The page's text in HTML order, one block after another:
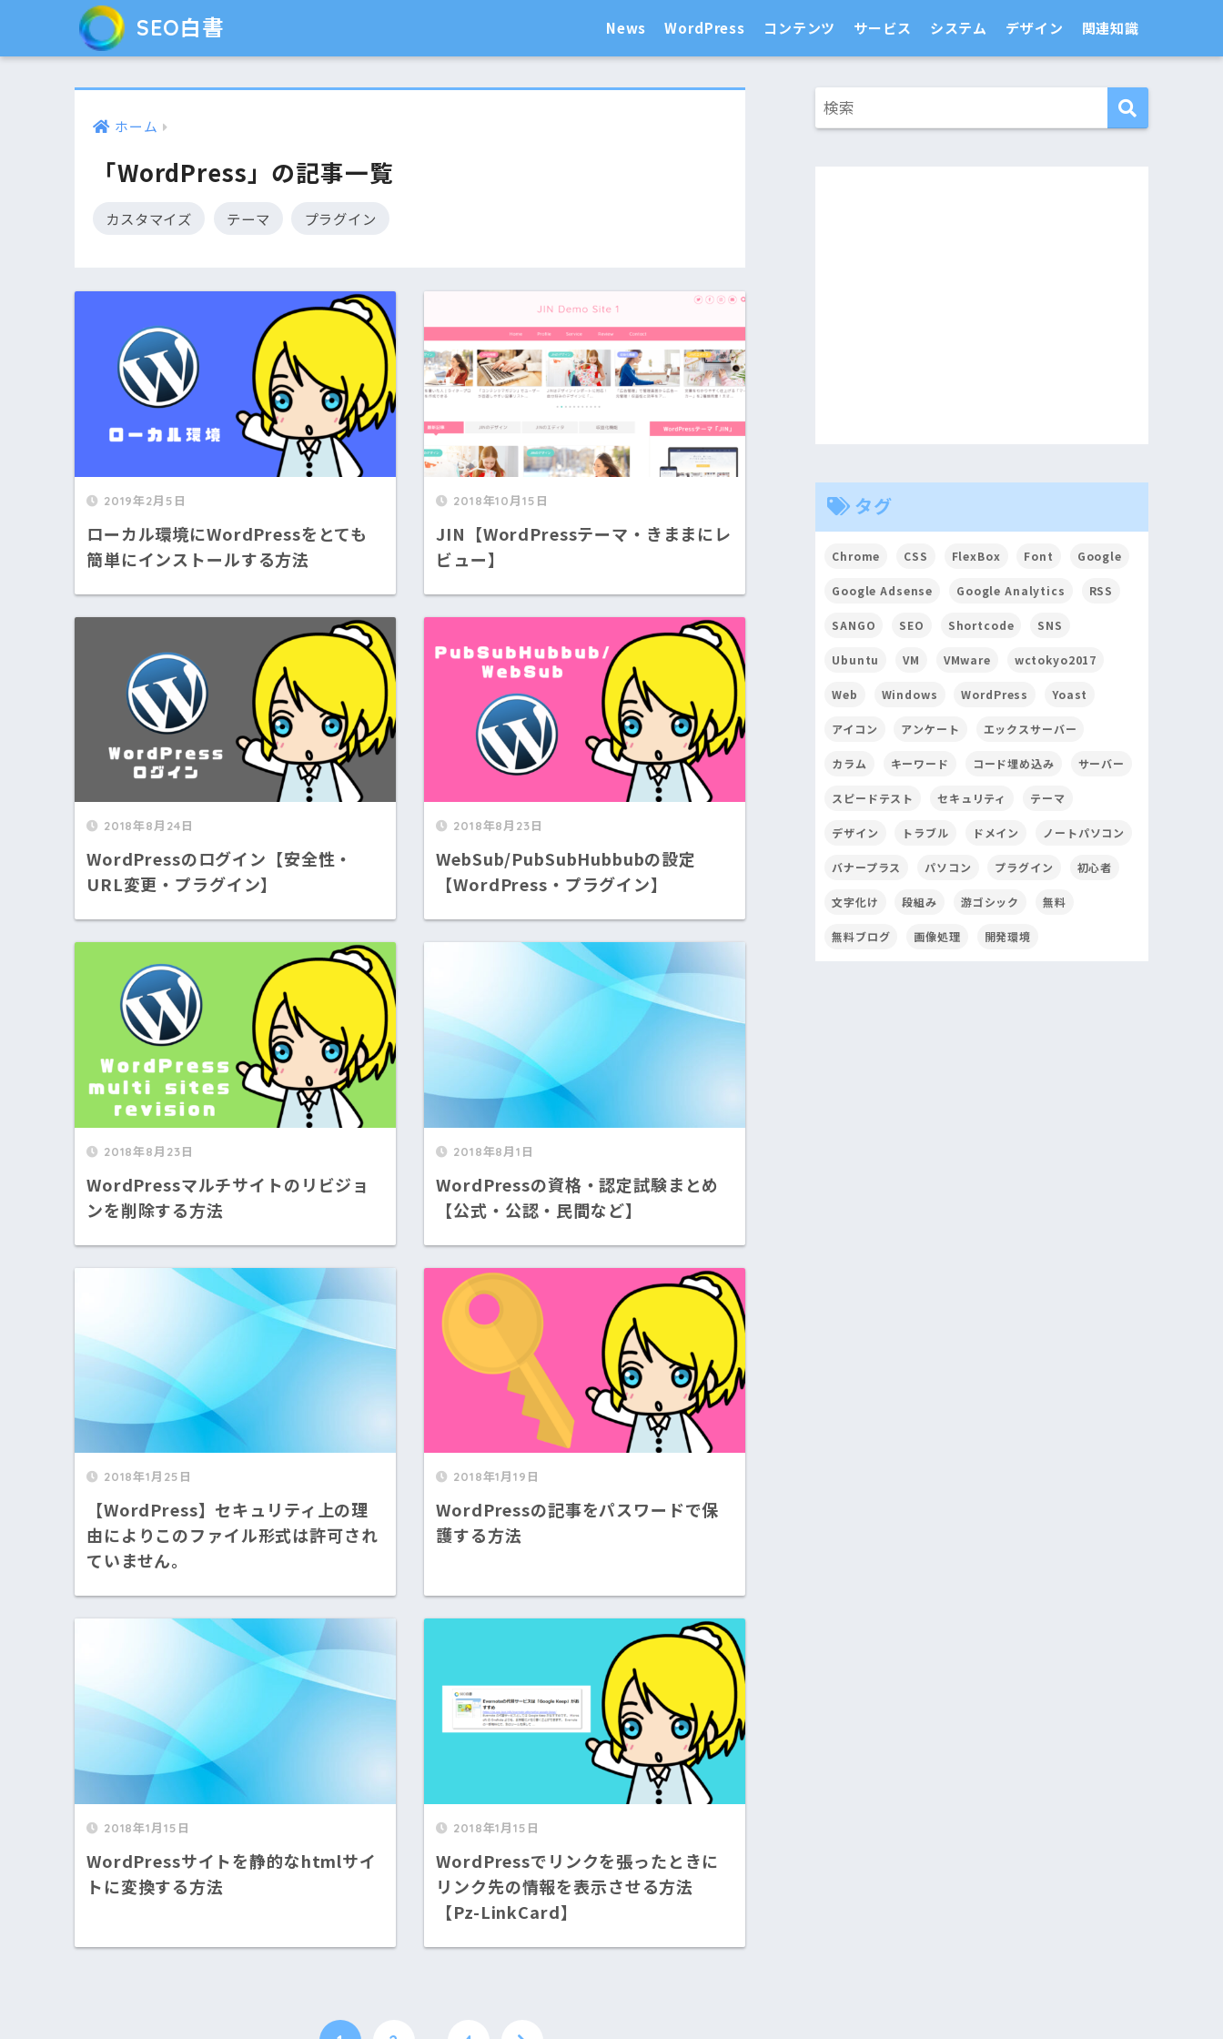
SEO白書 News WordPress コンテンツ サービス システム デザイン 関連知識
ホーム
「WordPress」の記事一覧
カスタマイズ テーマ プラグイン
2019年2月5日
ローカル環境にWordPressをとても
簡単にインストールする方法
2018年10月15日
JIN【WordPressテーマ・きままにレ
ビュー】
2018年8月24日
WordPressのログイン【安全性・
URL変更・プラグイン】
2018年8月23日
WebSub/PubSubHubbubの設定
【WordPress・プラグイン】
2018年8月23日
WordPressマルチサイトのリビジョ
ンを削除する方法
2018年8月1日
WordPressの資格・認定試験まとめ
【公式・公認・民間など】
2018年1月25日
【WordPress】セキュリティ上の理
由によりこのファイル形式は許可され
ていません。
2018年1月19日
WordPressの記事をパスワードで保
護する方法
2018年1月15日
WordPressサイトを静的なhtmlサイ
トに変換する方法
2018年1月15日
WordPressでリンクを張ったときに
リンク先の情報を表示させる方法
【Pz-LinkCard】
タグ
Chrome CSS FlexBox Font Google
Google Adsense Google Analytics RSS
SANGO SEO Shortcode SNS
Ubuntu VM VMware wctokyo2017
Web Windows WordPress Yoast
アイコン アンケート エックスサーバー
カラム キーワード コード埋め込み サーバー
スピードテスト セキュリティ テーマ
デザイン トラブル ドメイン ノートパソコン
バナープラス パソコン プラグイン 初心者
文字化け 段組み 游ゴシック 無料
無料ブログ 画像処理 開発環境